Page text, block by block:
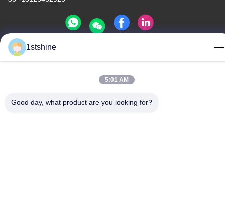
Buena calidad de China Fan de techo remota del LED Proveedor.
© de Copyright -2026 1stshine Industrial Company Limited .
Todos los derechos reservados.
1stshine
5:01 AM
Good day, what product are you looking for?